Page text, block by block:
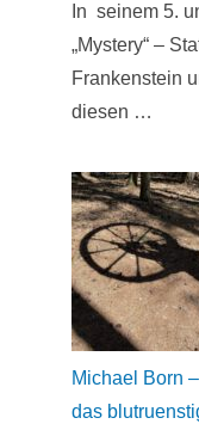
In seinem 5.
„Mystery“ –
Frankenstein
diesen …
Michael Born
das